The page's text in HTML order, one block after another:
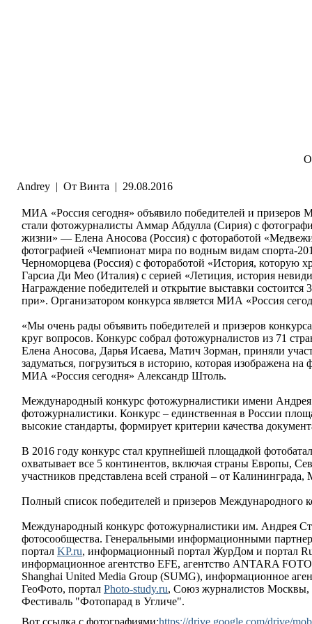
Andrey | От Винта | 29.08.2016
МИА «Россия сегодня» объявило победителей и
стали фотожурналисты Аммар Абдулла (Сирия) с
жизни» — Елена Аносова (Россия) с фотоработой
фотографией «Чемпионат мира по водным видам спорта-
Черноморцева (Россия) с фотоработой «История, которую
Гарсиа Ди Мео (Италия) с серией «Летиция, история
Награждение победителей и открытие выставки состоится
при». Организатором конкурса является МИА «Россия
«Мы очень рады объявить победителей и призеров
круг вопросов. Конкурс собрал фотожурналистов из 71
Елена Аносова, Дарья Исаева, Матич Зорман, приняли
задуматься, погрузиться в историю, которая изображена
МИА «Россия сегодня» Александр Штоль.
Международный конкурс фотожурналистики имени Андрея
фотожурналистики. Конкурс – единственная в России
высокие стандарты, формирует критерии качества
В 2016 году конкурс стал крупнейшей площадкой
охватывает все 5 континентов, включая страны Европы,
участников представлена всей страной – от
Полный список победителей и призеров Международного
Международный конкурс фотожурналистики им. Андрея
фотосообщества. Генеральными информационными
портал KP.ru, информационный портал ЖурДом и портал
информационное агентство EFE, агентство ANTARA
Shanghai United Media Group (SUMG), информационное
ГеоФото, портал Photo-study.ru, Союз журналистов
Фестиваль "Фотопарад в Угличе".
Вот ссылка с фотографиями:https://drive.google.com/drive/